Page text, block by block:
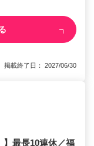
載終了日： 2027/06/30
】最長10連休／福